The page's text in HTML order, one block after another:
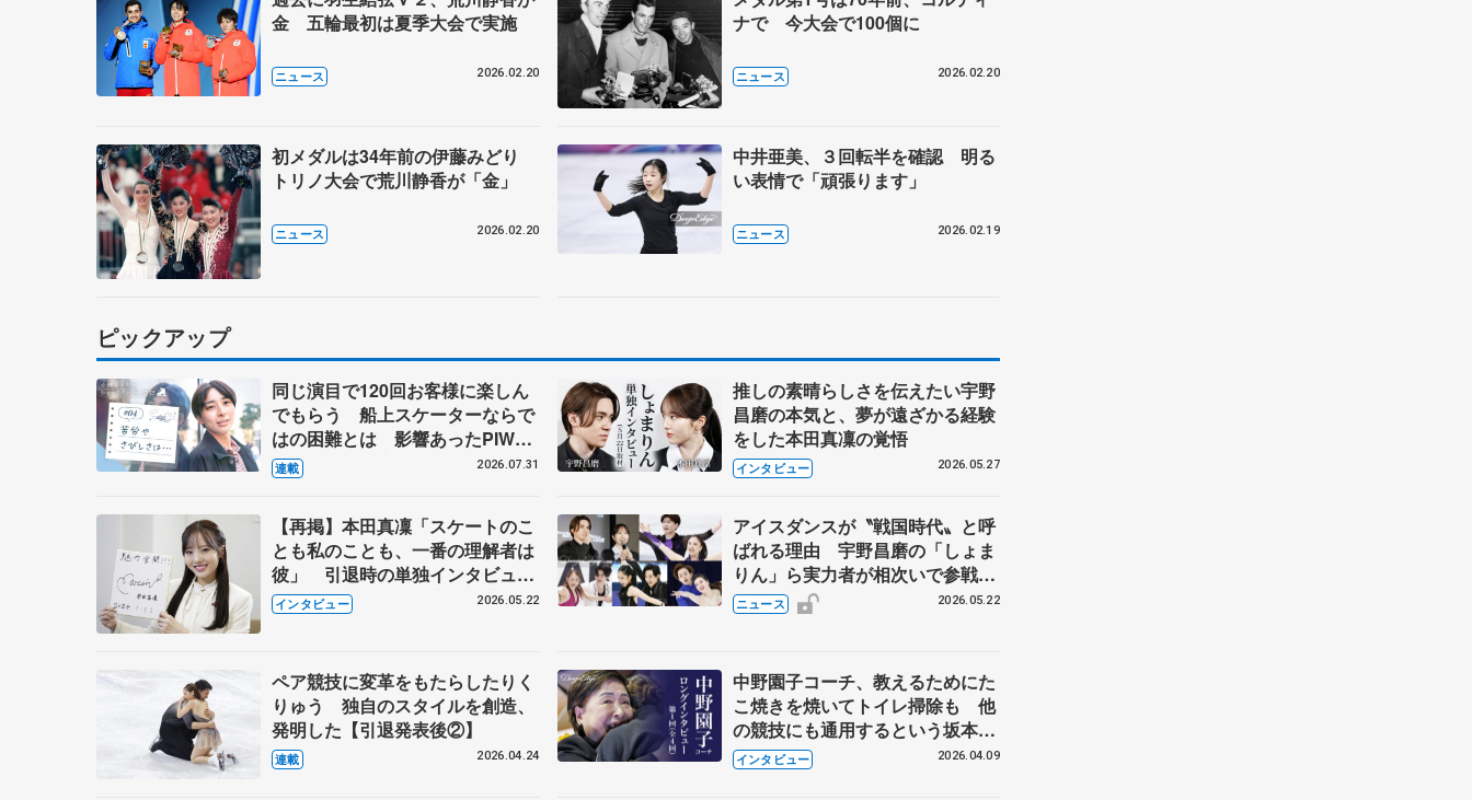
金 五輪最初は夏季大会で実施
ニュース 2026.02.20
ナで 今大会で100個に
ニュース 2026.02.20
初メダルは34年前の伊藤みどり
トリノ大会で荒川静香が「金」
ニュース 2026.02.20
中井亜美、３回転半を確認 明る
い表情で「頑張ります」
ニュース 2026.02.19
ピックアップ
同じ演目で120回お客様に楽しん
でもらう 船上スケーターならで
はの困難とは 影響あったPIW前
キャプテン松永さんの存在
連載 2026.07.31
推しの素晴らしさを伝えたい宇野
昌磨の本気と、夢が遠ざかる経験
をした本田真凜の覚悟
インタビュー 2026.05.27
【再掲】本田真凜「スケートのこ
とも私のことも、一番の理解者は
彼」 引退時の単独インタビュー
で語った競技人生や家族、恋人、
これからの夢…
インタビュー 2026.05.22
アイスダンスが〝戦国時代〟と呼
ばれる理由 宇野昌磨の「しょま
りん」ら実力者が相次いで参戦
国内の競争激化
ニュース 2026.05.22
ペア競技に変革をもたらしたりく
りゅう 独自のスタイルを創造、
発明した【引退発表後②】
連載 2026.04.24
中野園子コーチ、教えるためにた
こ焼きを焼いてトイレ掃除も 他
の競技にも通用するという坂本花
織の筋肉
インタビュー 2026.04.09